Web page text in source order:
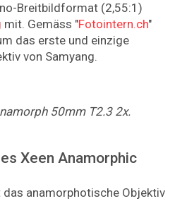
Breitbildformat (2,55:1)
mit. Gemäss "Fotointern.ch"
das erste und einzige
von Samyang.
50mm T2.3 2x.
Xeen Anamorphic
anamorphotische Objektiv